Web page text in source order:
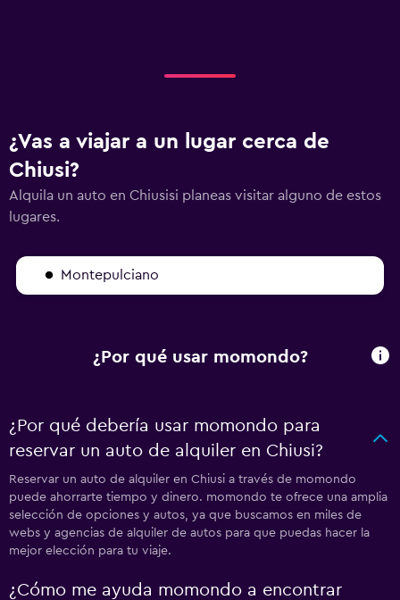
¿Vas a viajar a un lugar cerca de
Chiusi?
Alquila un auto en Chiusisi planeas visitar alguno de estos
lugares.
Montepulciano
¿Por qué usar momondo?
¿Por qué debería usar momondo para
reservar un auto de alquiler en Chiusi?
Reservar un auto de alquiler en Chiusi a través de momondo
puede ahorrarte tiempo y dinero. momondo te ofrece una amplia
selección de opciones y autos, ya que buscamos en miles de
webs y agencias de alquiler de autos para que puedas hacer la
mejor elección para tu viaje.
¿Cómo me ayuda momondo a encontrar